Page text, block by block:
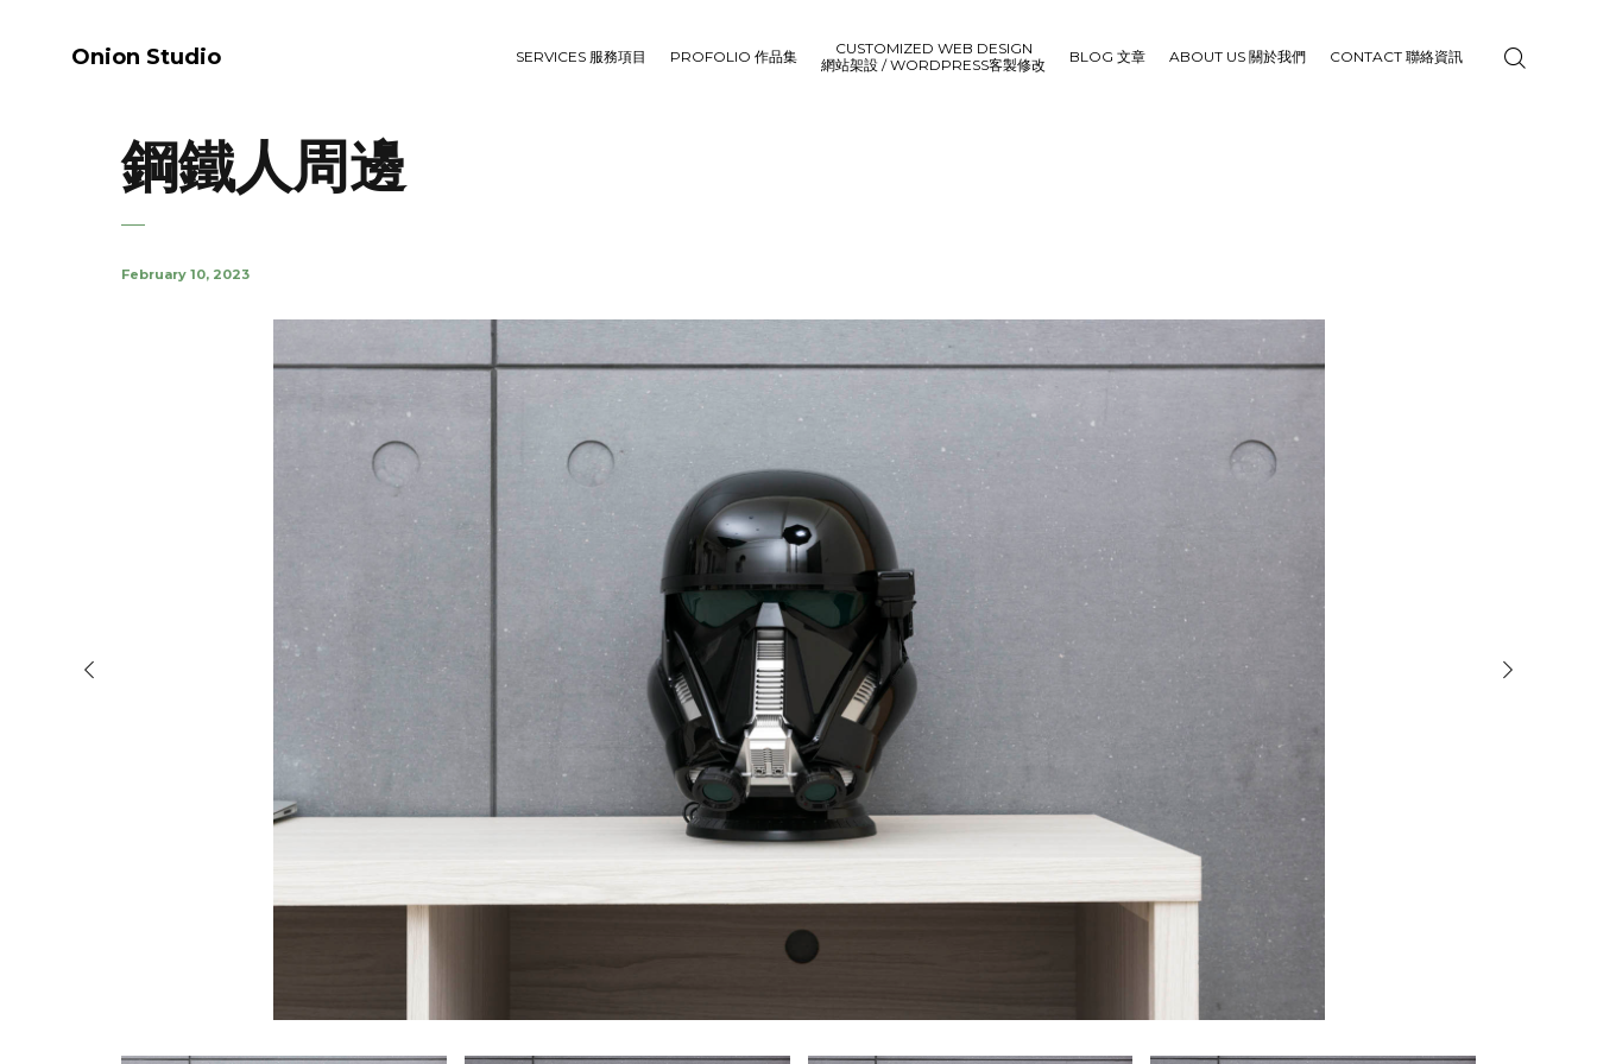
Onion Studio SERVICES 服務項目 PROFOLIO 作品集
CUSTOMIZED WEB DESIGN
網站架設 / WORDPRESS客製修改
BLOG 文章 ABOUT US 關於我們 CONTACT 聯絡資訊
鋼鐵人周邊
February 10, 2023